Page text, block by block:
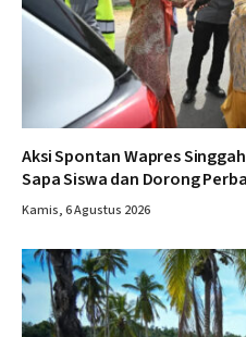
Aksi Spontan Wapres
Sapa Siswa dan Dorong
Kamis, 6 Agustus 2026